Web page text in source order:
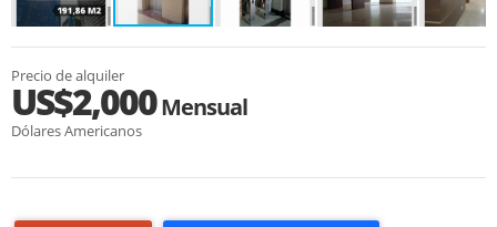
Precio de alquiler
US$2,000Mensual
Dólares Americanos